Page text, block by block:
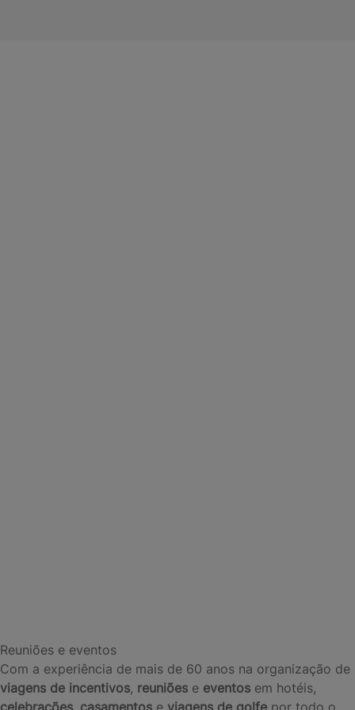
Reuniões e eventos
Com a experiência de mais de 60 anos na organização de
viagens de incentivos, reuniões e eventos em hotéis,
celebrações casamentos e viagens de golfe por todo o